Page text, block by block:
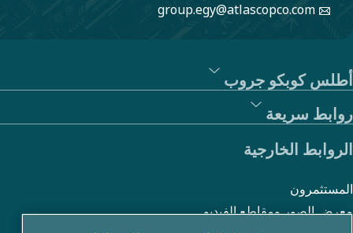
group.egy@atlascopco.com
أطلس كوبكو جروب
روابط سريعة
الروابط الخارجية
المستثمرون
معرض الصور ومقاطع الفيديو